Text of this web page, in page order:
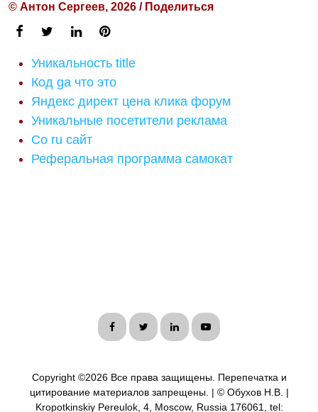
© Антон Сергеев, 2026 / Поделиться
Уникальность title
Код ga что это
Яндекс директ цена клика форум
Уникальные посетители реклама
Co ru сайт
Реферальная программа самокат
Copyright ©2026 Все права защищены. Перепечатка и
цитирование материалов запрещены. | © Обухов Н.В. |
Kropotkinskiy Pereulok, 4, Moscow, Russia 176061, tel: